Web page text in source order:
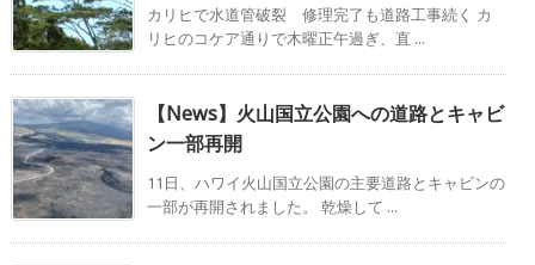
カリヒで水道管破裂 修理完了も道路工事続く カ
リヒのコケア通りで木曜正午過ぎ、直 ...
【News】火山国立公園への道路とキャビ
ン一部再開
11日、ハワイ火山国立公園の主要道路とキャビンの
一部が再開されました。 乾燥して ...